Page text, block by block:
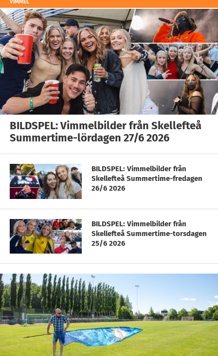
VIMMEL
BILDSPEL: Vimmelbilder från Skellefteå
Summertime-lördagen 27/6 2026
BILDSPEL: Vimmelbilder från
Skellefteå Summertime-fredagen
26/6 2026
BILDSPEL: Vimmelbilder från
Skellefteå Summertime-torsdagen
25/6 2026